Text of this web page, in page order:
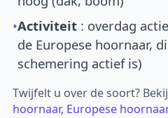
•Activiteit : overdag
de Europese hoornaar,
schemering actief is)
Twijfelt u over de soort?
hoornaar, Europese hoornaar